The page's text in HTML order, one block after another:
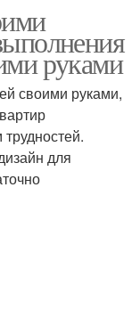
руками
своими руками,
для